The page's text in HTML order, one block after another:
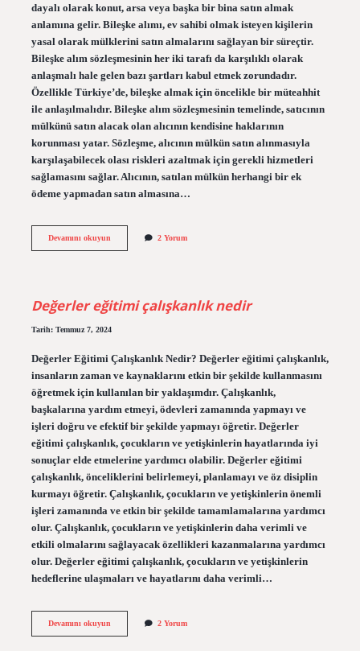
dayalı olarak konut, arsa veya başka bir bina satın almak
anlamına gelir. Bileşke alımı, ev sahibi olmak isteyen kişilerin
yasal olarak mülklerini satın almalarını sağlayan bir süreçtir.
Bileşke alım sözleşmesinin her iki tarafı da karşılıklı olarak
anlaşmalı hale gelen bazı şartları kabul etmek zorundadır.
Özellikle Türkiye’de, bileşke almak için öncelikle bir müteahhit
ile anlaşılmalıdır. Bileşke alım sözleşmesinin temelinde, satıcının
mülkünü satın alacak olan alıcının kendisine haklarının
korunması yatar. Sözleşme, alıcının mülkün satın alınmasıyla
karşılaşabilecek olası riskleri azaltmak için gerekli hizmetleri
sağlamasını sağlar. Alıcının, satılan mülkün herhangi bir ek
ödeme yapmadan satın almasına…
Devamını okuyunBileşke
almak
2 Yorum
Değerler eğitimi çalışkanlık nedir
Tarih: Temmuz 7, 2024
Değerler Eğitimi Çalışkanlık Nedir? Değerler eğitimi çalışkanlık,
insanların zaman ve kaynaklarını etkin bir şekilde kullanmasını
öğretmek için kullanılan bir yaklaşımdır. Çalışkanlık,
başkalarına yardım etmeyi, ödevleri zamanında yapmayı ve
işleri doğru ve efektif bir şekilde yapmayı öğretir. Değerler
eğitimi çalışkanlık, çocukların ve yetişkinlerin hayatlarında iyi
sonuçlar elde etmelerine yardımcı olabilir. Değerler eğitimi
çalışkanlık, önceliklerini belirlemeyi, planlamayı ve öz disiplin
kurmayı öğretir. Çalışkanlık, çocukların ve yetişkinlerin önemli
işleri zamanında ve etkin bir şekilde tamamlamalarına yardımcı
olur. Çalışkanlık, çocukların ve yetişkinlerin daha verimli ve
etkili olmalarını sağlayacak özellikleri kazanmalarına yardımcı
olur. Değerler eğitimi çalışkanlık, çocukların ve yetişkinlerin
hedeflerine ulaşmaları ve hayatlarını daha verimli…
Devamını okuyunDeğerler
2 Yorum